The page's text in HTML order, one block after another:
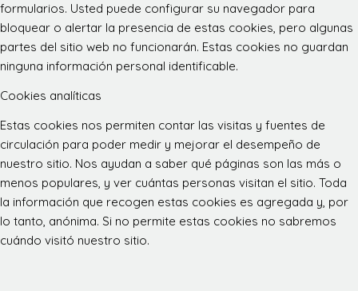
formularios. Usted puede configurar su navegador para
bloquear o alertar la presencia de estas cookies, pero algunas
partes del sitio web no funcionarán. Estas cookies no guardan
ninguna información personal identificable.
Cookies analíticas
Estas cookies nos permiten contar las visitas y fuentes de
circulación para poder medir y mejorar el desempeño de
nuestro sitio. Nos ayudan a saber qué páginas son las más o
menos populares, y ver cuántas personas visitan el sitio. Toda
la información que recogen estas cookies es agregada y, por
lo tanto, anónima. Si no permite estas cookies no sabremos
cuándo visitó nuestro sitio.